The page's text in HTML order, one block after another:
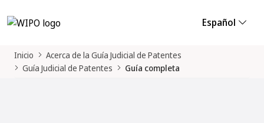
Español
Inicio
Acerca de la Guía Judicial de Patentes
Guía Judicial de Patentes
Guía completa